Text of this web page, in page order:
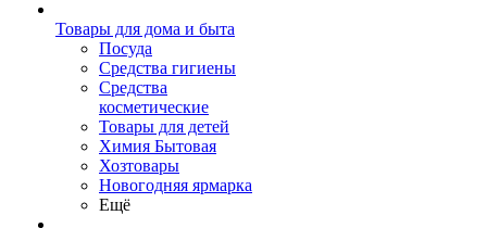
Товары для дома и быта
Посуда
Средства гигиены
Средства
косметические
Товары для детей
Химия Бытовая
Хозтовары
Новогодняя ярмарка
Ещё